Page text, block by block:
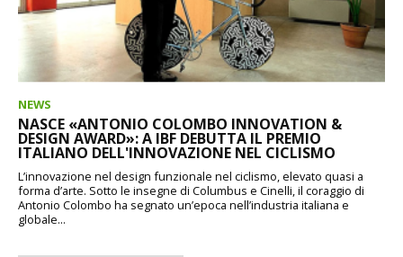
NEWS
NASCE «ANTONIO COLOMBO INNOVATION &
DESIGN AWARD»: A IBF DEBUTTA IL PREMIO
ITALIANO DELL'INNOVAZIONE NEL CICLISMO
L’innovazione nel design funzionale nel ciclismo, elevato quasi a
forma d’arte. Sotto le insegne di Columbus e Cinelli, il coraggio di
Antonio Colombo ha segnato un’epoca nell’industria italiana e
globale...